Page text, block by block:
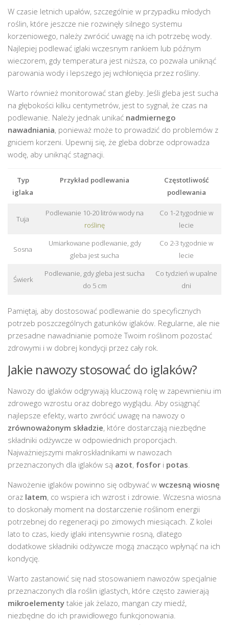
W czasie letnich upałów, szczególnie w przypadku młodych
roślin, które jeszcze nie rozwinęły silnego systemu
korzeniowego, należy zwrócić uwagę na ich potrzebę wody.
Najlepiej podlewać iglaki wczesnym rankiem lub późnym
wieczorem, gdy temperatura jest niższa, co pozwala uniknąć
parowania wody i lepszego jej wchłonięcia przez rośliny.
Warto również monitorować stan gleby. Jeśli gleba jest sucha
na głębokości kilku centymetrów, jest to sygnał, że czas na
podlewanie. Należy jednak unikać nadmiernego
nawadniania, ponieważ może to prowadzić do problemów z
gniciem korzeni. Upewnij się, że gleba dobrze odprowadza
wodę, aby uniknąć stagnacji.
Typ
iglaka
Przykład podlewania
Częstotliwość
podlewania
Tuja
Podlewanie 10-20 litrów wody na
roślinę
Co 1-2 tygodnie w
lecie
Sosna
Umiarkowane podlewanie, gdy
gleba jest sucha
Co 2-3 tygodnie w
lecie
Świerk
Podlewanie, gdy gleba jest sucha
do 5 cm
Co tydzień w upalne
dni
Pamiętaj, aby dostosować podlewanie do specyficznych
potrzeb poszczególnych gatunków iglaków. Regularne, ale nie
przesadne nawadnianie pomoże Twoim roślinom pozostać
zdrowymi i w dobrej kondycji przez cały rok.
Jakie nawozy stosować do iglaków?
Nawozy do iglaków odgrywają kluczową rolę w zapewnieniu im
zdrowego wzrostu oraz dobrego wyglądu. Aby osiągnąć
najlepsze efekty, warto zwrócić uwagę na nawozy o
zrównoważonym składzie, które dostarczają niezbędne
składniki odżywcze w odpowiednich proporcjach.
Najważniejszymi makroskładnikami w nawozach
przeznaczonych dla iglaków są azot, fosfor i potas.
Nawożenie iglaków powinno się odbywać w wczesną wiosnę
oraz latem, co wspiera ich wzrost i zdrowie. Wczesna wiosna
to doskonały moment na dostarczenie roślinom energii
potrzebnej do regeneracji po zimowych miesiącach. Z kolei
lato to czas, kiedy iglaki intensywnie rosną, dlatego
dodatkowe składniki odżywcze mogą znacząco wpłynąć na ich
kondycję.
Warto zastanowić się nad stosowaniem nawozów specjalnie
przeznaczonych dla roślin iglastych, które często zawierają
mikroelementy takie jak żelazo, mangan czy miedź,
niezbędne do ich prawidłowego funkcjonowania.